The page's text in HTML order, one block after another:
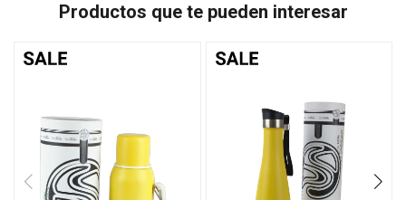
Productos que te pueden interesar